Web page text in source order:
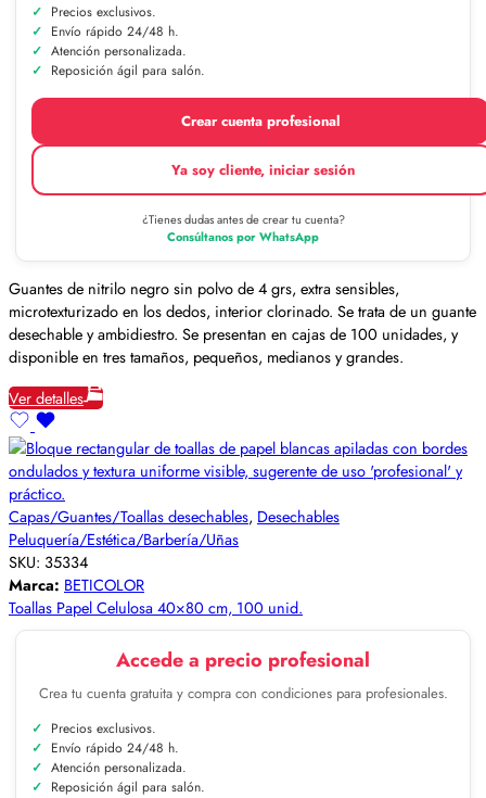
Precios exclusivos.
Envío rápido 24/48 h.
Atención personalizada.
Reposición ágil para salón.
Crear cuenta profesional
Ya soy cliente, iniciar sesión
¿Tienes dudas antes de crear tu cuenta?
Consúltanos por WhatsApp
Guantes de nitrilo negro sin polvo de 4 grs, extra sensibles,
microtexturizado en los dedos, interior clorinado. Se trata de un guante
desechable y ambidiestro. Se presentan en cajas de 100 unidades, y
disponible en tres tamaños, pequeños, medianos y grandes.
Ver detalles
Capas/Guantes/Toallas desechables, Desechables
Peluquería/Estética/Barbería/Uñas
SKU: 35334
Marca: BETICOLOR
Toallas Papel Celulosa 40×80 cm, 100 unid.
Accede a precio profesional
Crea tu cuenta gratuita y compra con condiciones para profesionales.
Precios exclusivos.
Envío rápido 24/48 h.
Atención personalizada.
Reposición ágil para salón.